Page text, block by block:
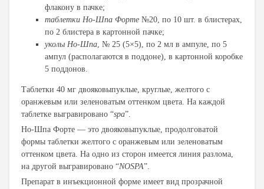
флакону в пачке;
таблетки Но-Шпа Форте №20, по 10 шт. в блистерах,
по 2 блистера в картонной пачке;
уколы Но-Шпа, № 25 (5×5), по 2 мл в ампуле, по 5
ампул (располагаются в поддоне), в картонной коробке
5 поддонов.
Таблетки 40 мг двояковыпуклые, круглые, желтого с
оранжевым или зеленоватым оттенком цвета. На каждой
таблетке выгравировано “spa”.
Но-Шпа Форте — это двояковыпуклые, продолговатой
формы таблетки желтого с оранжевым или зеленоватым
оттенком цвета. На одно из сторон имеется линия разлома,
на другой выгравировано “NOSPA”.
Препарат в инъекционной форме имеет вид прозрачной